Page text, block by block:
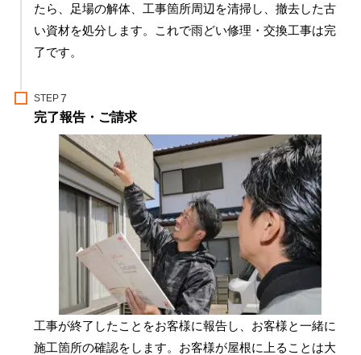
たら、足場の解体、工事箇所周辺を清掃し、撤去した古
い資材を処分します。これで雨どい修理・交換工事は完
了です。
STEP
完了報告・ご請求
工事が終了したことをお客様に報告し、お客様と一緒に
施工箇所の確認をします。お客様が屋根に上ることは大